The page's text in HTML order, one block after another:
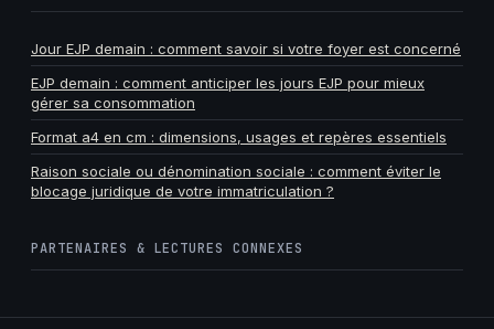
Jour EJP demain : comment savoir si votre foyer est concerné
EJP demain : comment anticiper les jours EJP pour mieux
gérer sa consommation
Format a4 en cm : dimensions, usages et repères essentiels
Raison sociale ou dénomination sociale : comment éviter le
blocage juridique de votre immatriculation ?
PARTENAIRES & LECTURES CONNEXES